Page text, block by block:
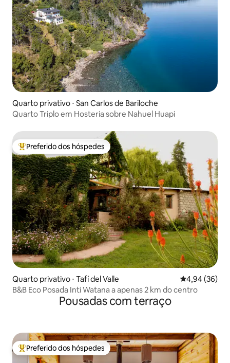
Quarto privativo ⋅ San Carlos de Bariloche
Quarto Triplo em Hosteria sobre Nahuel Huapi
Entre os melhores preferidos dos hóspedes
Preferido dos hóspedes
Quarto privativo ⋅ Tafí del Valle 4,94 de uma
4,94 (36)
B&B Eco Posada Inti Watana a apenas 2 km do centro
Pousadas com terraço
Entre os melhores preferidos dos hóspedes
Preferido dos hóspedes